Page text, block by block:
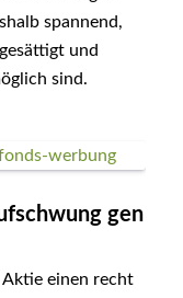
spannend,
und
sind.
gen
Aktie einen recht